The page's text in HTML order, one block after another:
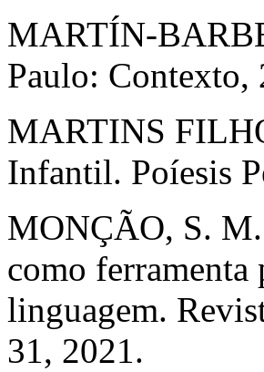
MARTÍN-
Paulo: Contexto,
MARTINS
Infantil. Poíesis
MONÇÃO, S. M.
como
linguagem.
31, 2021.